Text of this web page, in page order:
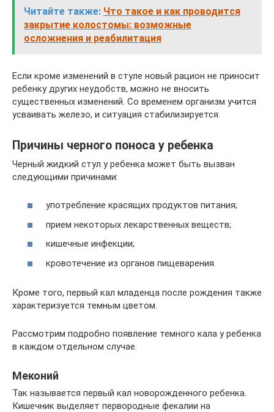
Читайте также: Что такое и как проводится
закрытие колостомы: возможные
осложнения и реабилитация
Если кроме изменений в стуле новый рацион не приносит
ребенку других неудобств, можно не вносить
существенных изменений. Со временем организм учится
усваивать железо, и ситуация стабилизируется.
Причины черного поноса у ребенка
Черный жидкий стул у ребенка может быть вызван
следующими причинами:
употребление красящих продуктов питания;
прием некоторых лекарственных веществ;
кишечные инфекции;
кровотечение из органов пищеварения.
Кроме того, первый кал младенца после рождения также
характеризуется темным цветом.
Рассмотрим подробно появление темного кала у ребенка
в каждом отдельном случае.
Меконий
Так называется первый кал новорожденного ребенка.
Кишечник выделяет первородные фекалии на